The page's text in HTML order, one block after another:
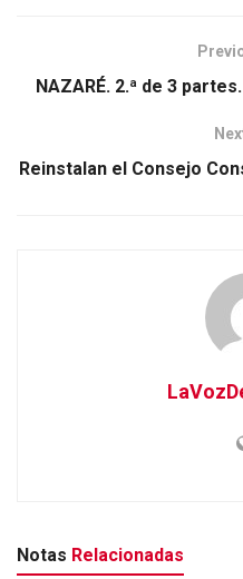
NAZARÉ. 2.ª de 3
Reinstalan el Consejo
Notas Relacionadas